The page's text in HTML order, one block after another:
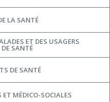
LA SANTÉ
ET DES USAGERS
SANTÉ
DE SANTÉ
MÉDICO-SOCIALES